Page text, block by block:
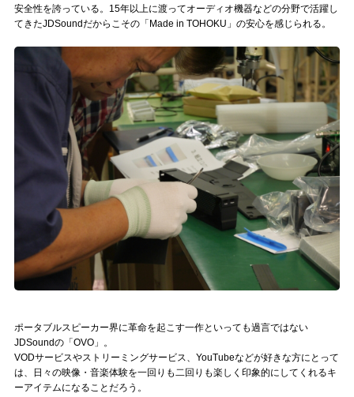
安全性を誇っている。15年以上に渡ってオーディオ機器などの分野で活躍し
てきたJDSoundだからこその「Made in TOHOKU」の安心を感じられる。
ポータブルスピーカー界に革命を起こす一作といっても過言ではない
JDSoundの「OVO」。
VODサービスやストリーミングサービス、YouTubeなどが好きな方にとって
は、日々の映像・音楽体験を一回りも二回りも楽しく印象的にしてくれるキ
ーアイテムになることだろう。